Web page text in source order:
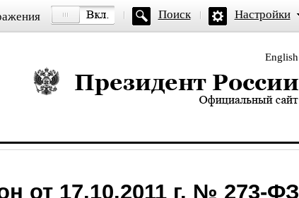
Поиск Настройки
English
Президент России — официальный сайт
от 17.10.2011 г. № 273-ФЗ